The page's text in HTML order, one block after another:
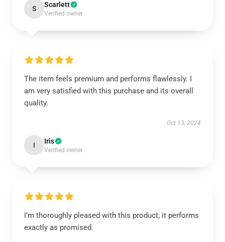
S Scarlett
Verified owner
The item feels premium and performs flawlessly. I
am very satisfied with this purchase and its overall
quality.
Oct 13, 2024
I Iris
Verified owner
I’m thoroughly pleased with this product; it performs
exactly as promised.